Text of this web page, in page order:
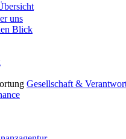
uns
Blick
Gesellschaft &